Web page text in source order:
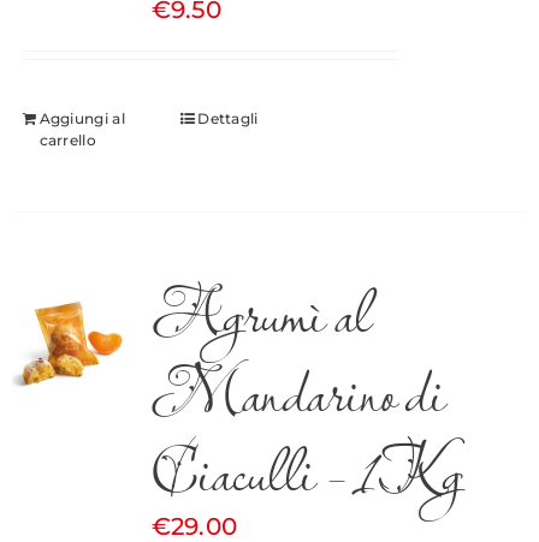
€9.50
Aggiungi al
carrello
Dettagli
Agrumì al
Mandarino di
Ciaculli – 1Kg
€29.00